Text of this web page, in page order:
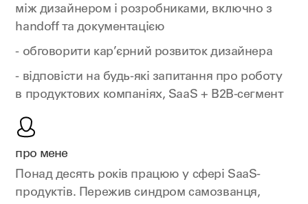
між дизайнером і розробниками, включно з
handoff та документацією
- обговорити кар’єрний розвиток дизайнера
- відповісти на будь-які запитання про роботу
в продуктових компаніях, SaaS + B2B-сегмент
про мене
Понад десять років працюю у сфері SaaS-
продуктів. Пережив синдром самозванця,